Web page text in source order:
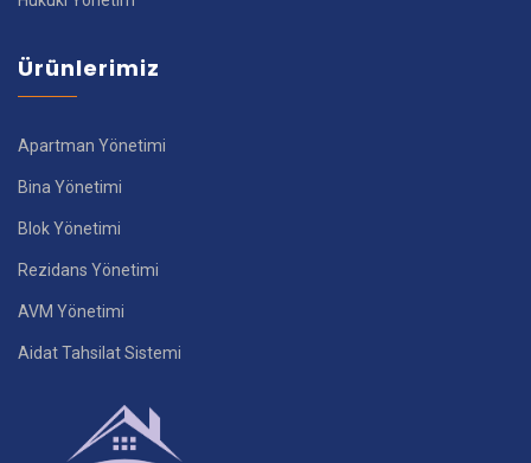
Ürünlerimiz
Apartman Yönetimi
Bina Yönetimi
Blok Yönetimi
Rezidans Yönetimi
AVM Yönetimi
Aidat Tahsilat Sistemi